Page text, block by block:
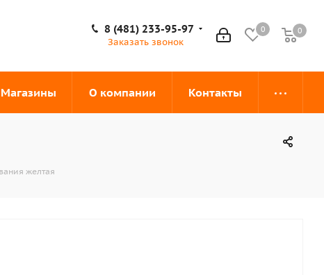
0 0
0
8 (481) 233-95-97
Заказать звонок
Магазины О компании Контакты
желтая